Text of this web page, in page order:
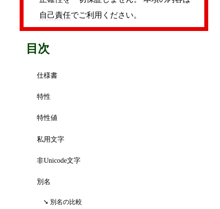
自己責任でご利用ください。
目次
仕様書
特性
特性値
私用文字
非Unicode文字
別名
別名の比較